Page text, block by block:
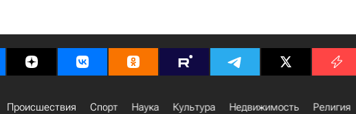
Происшествия Спорт Наука Культура Недвижимость Религия